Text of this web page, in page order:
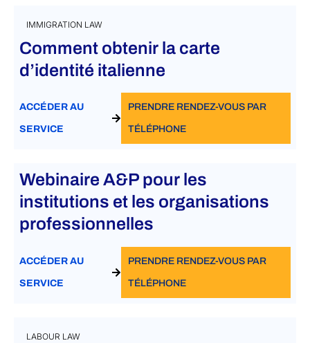
IMMIGRATION LAW
Comment obtenir la carte
d’identité italienne
ACCÉDER AU
SERVICE
PRENDRE RENDEZ-VOUS PAR
TÉLÉPHONE
Webinaire A&P pour les
institutions et les organisations
professionnelles
ACCÉDER AU
SERVICE
PRENDRE RENDEZ-VOUS PAR
TÉLÉPHONE
LABOUR LAW